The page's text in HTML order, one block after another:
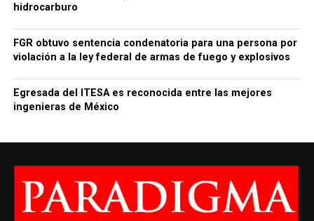
hidrocarburo
FGR obtuvo sentencia condenatoria para una persona por
violación a la ley federal de armas de fuego y explosivos
Egresada del ITESA es reconocida entre las mejores
ingenieras de México